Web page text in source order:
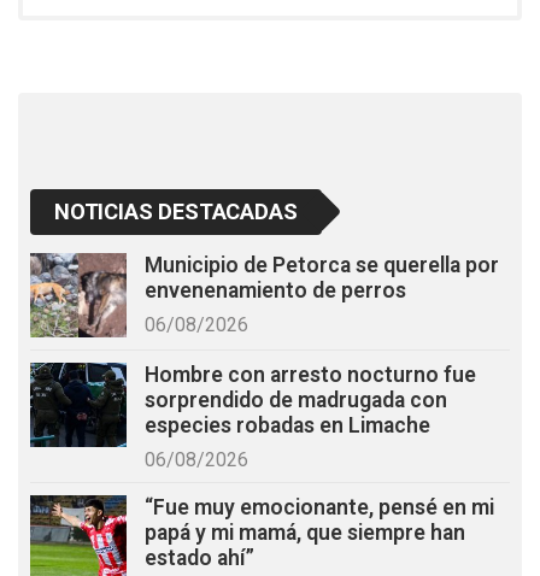
NOTICIAS DESTACADAS
Municipio de Petorca se querella por
envenenamiento de perros
06/08/2026
Hombre con arresto nocturno fue
sorprendido de madrugada con
especies robadas en Limache
06/08/2026
“Fue muy emocionante, pensé en mi
papá y mi mamá, que siempre han
estado ahí”